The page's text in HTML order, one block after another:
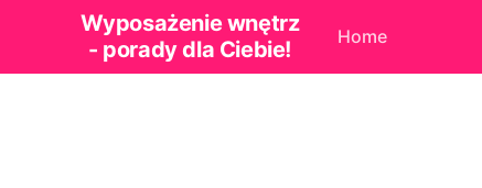
Wyposażenie wnętrz
- porady dla Ciebie!
Home